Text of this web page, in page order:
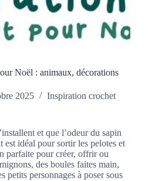
Noël : animaux, décorations
2025 Inspiration crochet
et que l’odeur du sapin
idéal pour sortir les pelotes et
parfaite pour créer, offrir ou
des boules faites main,
petits personnages à poser sous